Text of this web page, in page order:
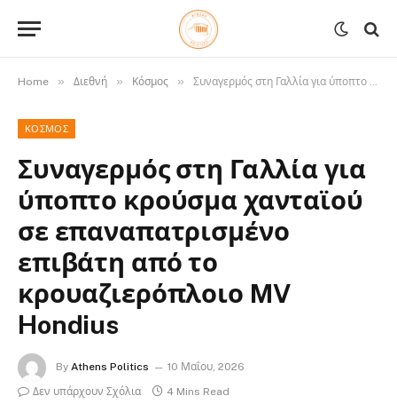
Home » Διεθνή » Κόσμος » Συναγερμός στη Γαλλία για ύποπτο κρούσμα χανταϊού σε επαναπατρισμένο επιβάτη από το κρουαζιερόπλοιο MV Hondius
ΚΌΣΜΟΣ
Συναγερμός στη Γαλλία για
ύποπτο κρούσμα χανταϊού
σε επαναπατρισμένο
επιβάτη από το
κρουαζιερόπλοιο MV
Hondius
By Athens Politics
10 Μαΐου, 2026
Δεν υπάρχουν Σχόλια
4 Mins Read